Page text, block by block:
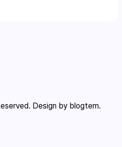
Design by blogtem.